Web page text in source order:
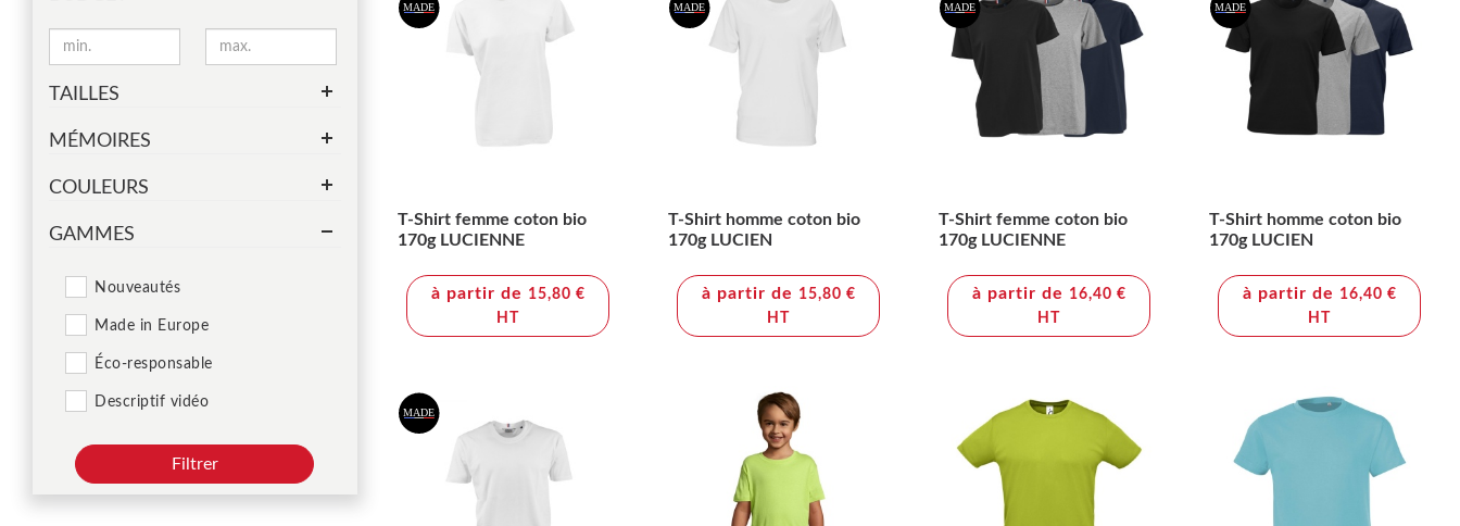
TAILLES
MÉMOIRES
COULEURS
GAMMES
Nouveautés
Made in Europe
Éco-responsable
Descriptif vidéo
Filtrer
T-Shirt femme coton bio
170g LUCIENNE
à partir de 15,80 €
HT
T-Shirt homme coton bio
170g LUCIEN
à partir de 15,80 €
HT
T-Shirt femme coton bio
170g LUCIENNE
à partir de 16,40 €
HT
T-Shirt homme coton bio
170g LUCIEN
à partir de 16,40 €
HT